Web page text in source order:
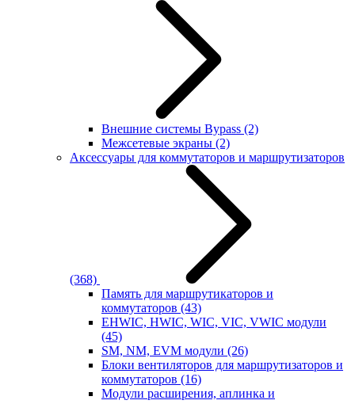
Внешние системы Bypass (2)
Межсетевые экраны (2)
Аксессуары для коммутаторов и маршрутизаторов
(368)
Память для маршрутикаторов и
коммутаторов (43)
EHWIC, HWIC, WIC, VIC, VWIC модули
(45)
SM, NM, EVM модули (26)
Блоки вентиляторов для маршрутизаторов и
коммутаторов (16)
Модули расширения, аплинка и